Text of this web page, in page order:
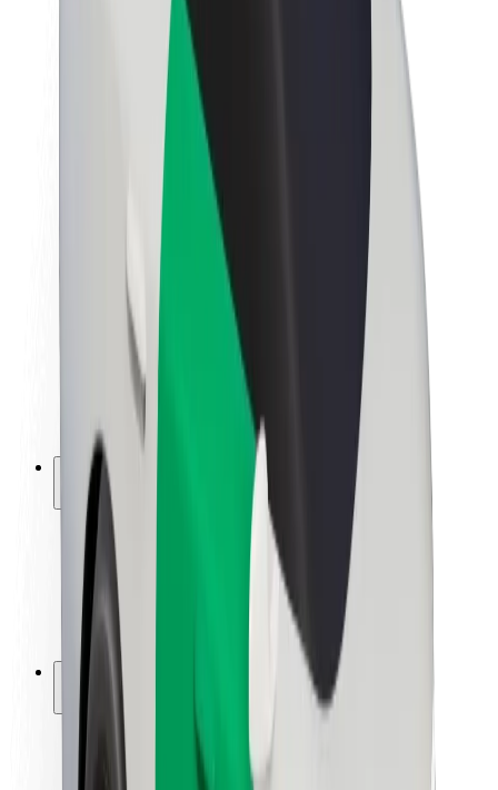
À propos de Bolt
La durabilité chez Bolt
Project Zero
Actualités
Lignes directrices de marque
Notre mission
Relations investisseurs
Équipe de direction
La marque
Fonds urbain
Sécurité
Sécurité des passagers
Sécurité des chauffeurs
Sécurité à trottinette
Safety Lab
Villes
Emplacements
Solutions pour les villes